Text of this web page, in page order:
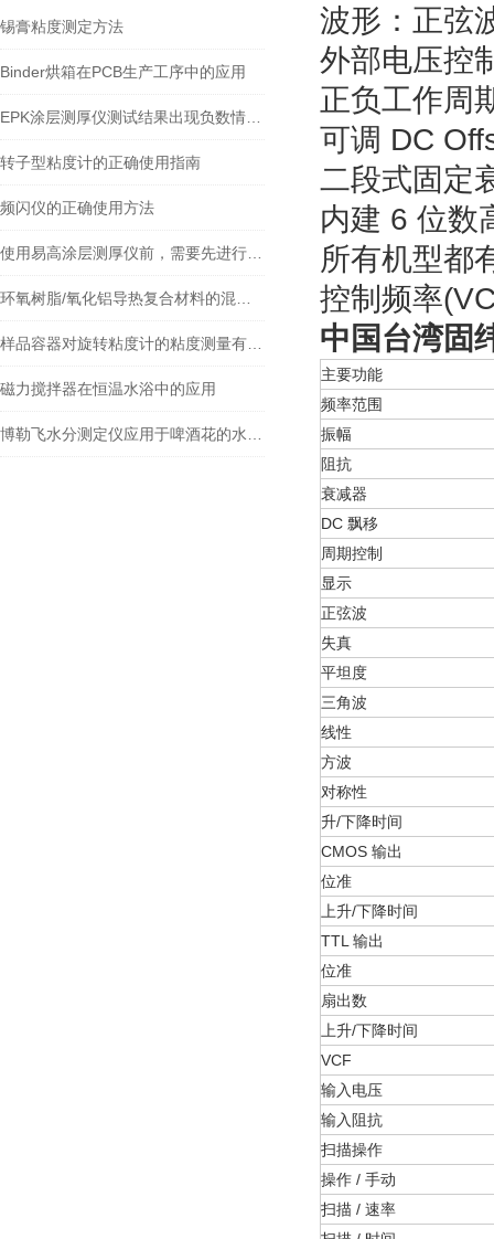
锡膏粘度测定方法
Binder烘箱在PCB生产工序中的应用
转子型粘度计的正确使用指南
频闪仪的正确使用方法
磁力搅拌器在恒温水浴中的应用
波形：正弦
外部电压控
正负工作周
可调 DC
二段式固定
内建 6 位数
所有机型都
控制频率
中国台湾固
主要功能
频率范围
振幅
阻抗
衰减器
DC 飘移
周期控制
显示
正弦波
失真
平坦度
三角波
线性
方波
对称性
升/下降时间
CMOS 输出
位准
上升/下降时间
TTL 输出
位准
扇出数
上升/下降时间
VCF
输入电压
输入阻抗
扫描操作
操作 / 手动
扫描 / 速率